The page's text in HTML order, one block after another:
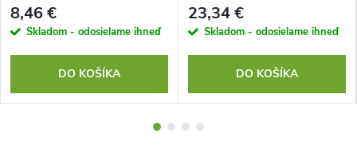
8,46 €
Skladom - odosielame ihneď
DO KOŠÍKA
23,34 €
Skladom - odosielame ihneď
DO KOŠÍKA